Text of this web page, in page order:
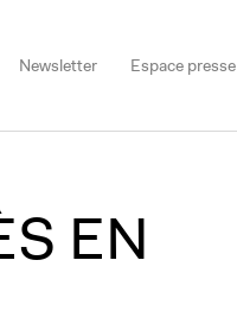
Newsletter Espace presse
EN